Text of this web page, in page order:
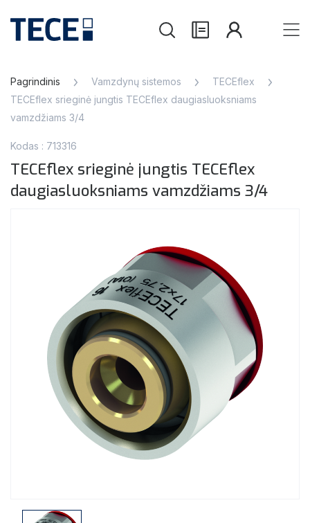
Pagrindinis Vamzdynų sistemos
TECEflex
TECEflex srieginė jungtis TECEflex daugiasluoksniams
vamzdžiams 3/4
Kodas : 713316
TECEflex srieginė jungtis TECEflex
daugiasluoksniams vamzdžiams 3/4